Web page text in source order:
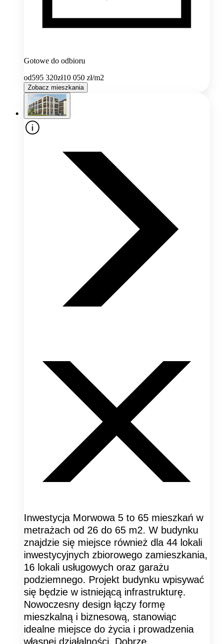
Gotowe do odbioru
od595 320zł10 050 zł/m2
Zobacz mieszkania
Inwestycja Morwowa 5 to 65 mieszkań w
metrażach od 26 do 65 m2. W budynku
znajdzie się miejsce również dla 44 lokali
inwestycyjnych zbiorowego zamieszkania,
16 lokali usługowych oraz garażu
podziemnego. Projekt budynku wpisywać
się będzie w istniejącą infrastrukturę.
Nowoczesny design łączy formę
mieszkalną i biznesową, stanowiąc
idealne miejsce do życia i prowadzenia
własnej działalności. Dobrze